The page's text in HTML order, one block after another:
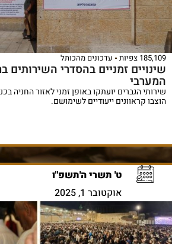
185,109 צפיות עדכונים מהכותל
שינויים זמניים בהסדרי השירותים
המערבי
שירותי הגברים יועתקו באופן זמני לאזור החניה
הוצבו קראוונים ייעודיים לשימושם.
ט' תשרי ה'תשפ"ו
אוקטובר 1, 2025